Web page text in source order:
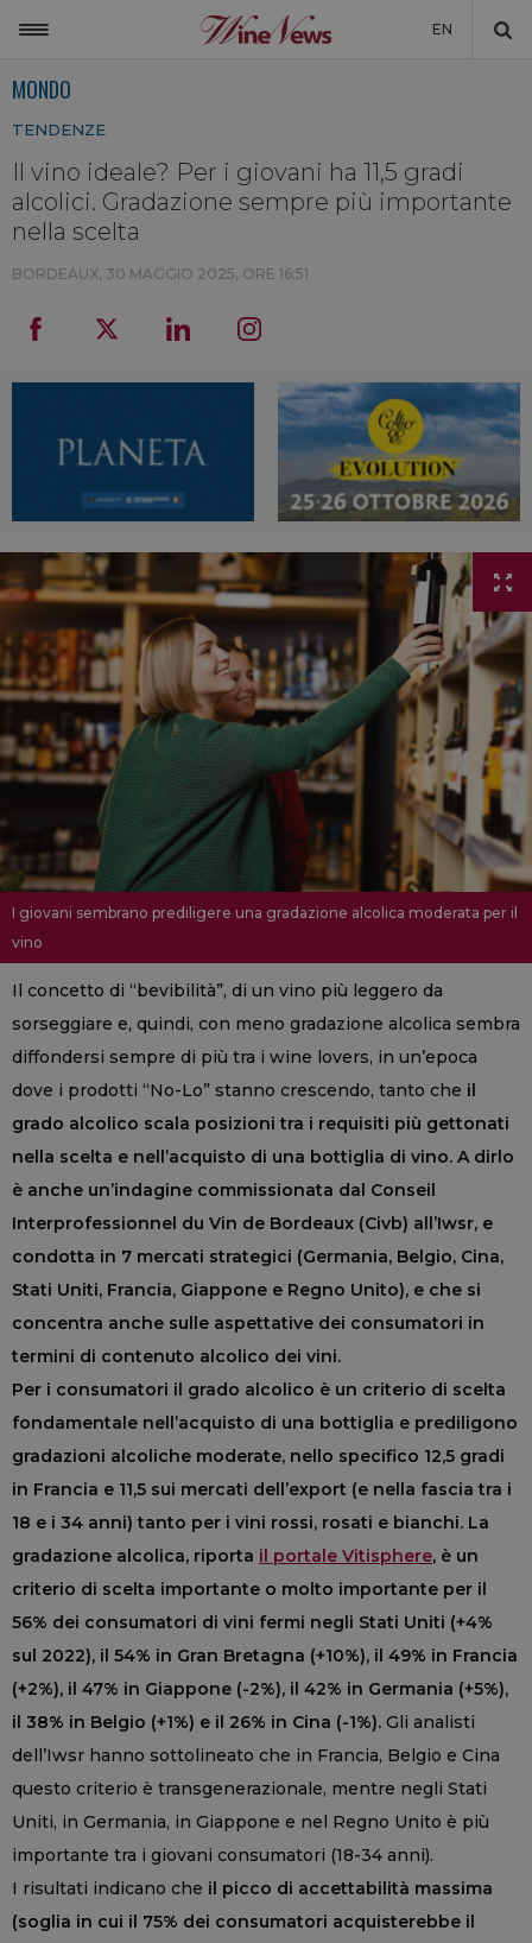
EN
NON SOLO VINO
LA CANTINA DI WINENEWS
DICONO DI NOI
MONDO
TENDENZE
Il vino ideale? Per i giovani ha 11,5 gradi
alcolici. Gradazione sempre più importante
nella scelta
BORDEAUX, 30 MAGGIO 2025, ORE 16:51
I giovani sembrano prediligere una gradazione alcolica moderata per il
vino
Il concetto di “bevibilità”, di un vino più leggero da
sorseggiare e, quindi, con meno gradazione alcolica sembra
diffondersi sempre di più tra i wine lovers, in un’epoca
dove i prodotti “No-Lo” stanno crescendo, tanto che il
grado alcolico scala posizioni tra i requisiti più gettonati
nella scelta e nell’acquisto di una bottiglia di vino. A dirlo
è anche un’indagine commissionata dal Conseil
Interprofessionnel du Vin de Bordeaux (Civb) all’Iwsr, e
condotta in 7 mercati strategici (Germania, Belgio, Cina,
Stati Uniti, Francia, Giappone e Regno Unito), e che si
concentra anche sulle aspettative dei consumatori in
termini di contenuto alcolico dei vini.
Per i consumatori il grado alcolico è un criterio di scelta
fondamentale nell’acquisto di una bottiglia e prediligono
gradazioni alcoliche moderate, nello specifico 12,5 gradi
in Francia e 11,5 sui mercati dell’export (e nella fascia tra i
18 e i 34 anni) tanto per i vini rossi, rosati e bianchi. La
gradazione alcolica, riporta il portale Vitisphere, è un
criterio di scelta importante o molto importante per il
56% dei consumatori di vini fermi negli Stati Uniti (+4%
sul 2022), il 54% in Gran Bretagna (+10%), il 49% in Francia
(+2%), il 47% in Giappone (-2%), il 42% in Germania (+5%),
il 38% in Belgio (+1%) e il 26% in Cina (-1%). Gli analisti
dell’Iwsr hanno sottolineato che in Francia, Belgio e Cina
questo criterio è transgenerazionale, mentre negli Stati
Uniti, in Germania, in Giappone e nel Regno Unito è più
importante tra i giovani consumatori (18-34 anni).
I risultati indicano che il picco di accettabilità massima
(soglia in cui il 75% dei consumatori acquisterebbe il